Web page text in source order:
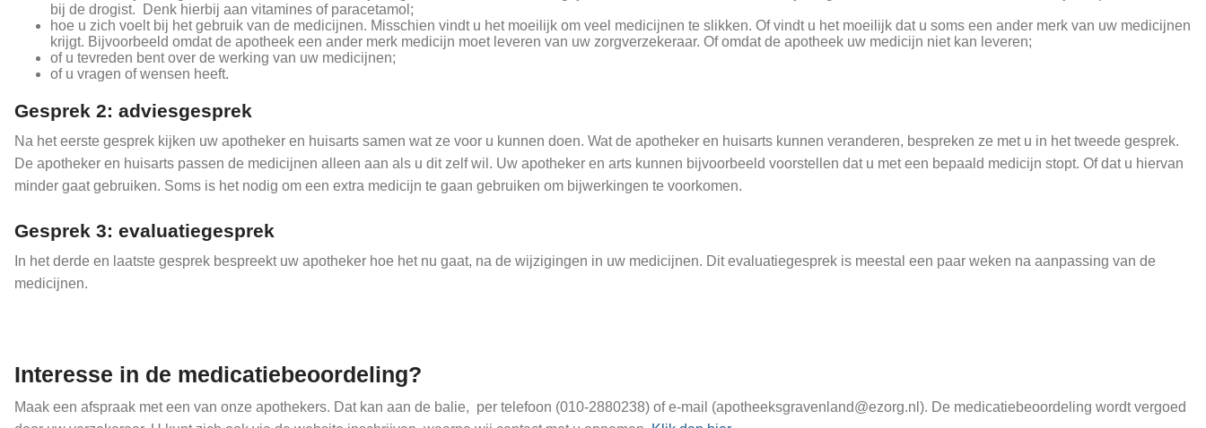
bij de drogist. Denk hierbij aan vitamines of paracetamol;
hoe u zich voelt bij het gebruik van de medicijnen. Misschien vindt u het moeilijk om veel medicijnen te slikken. Of vindt u het moeilijk dat u soms een ander merk van uw medicijnen
krijgt. Bijvoorbeeld omdat de apotheek een ander merk medicijn moet leveren van uw zorgverzekeraar. Of omdat de apotheek uw medicijn niet kan leveren;
of u tevreden bent over de werking van uw medicijnen;
of u vragen of wensen heeft.
Gesprek 2: adviesgesprek
Na het eerste gesprek kijken uw apotheker en huisarts samen wat ze voor u kunnen doen. Wat de apotheker en huisarts kunnen veranderen, bespreken ze met u in het tweede gesprek.
De apotheker en huisarts passen de medicijnen alleen aan als u dit zelf wil. Uw apotheker en arts kunnen bijvoorbeeld voorstellen dat u met een bepaald medicijn stopt. Of dat u hiervan
minder gaat gebruiken. Soms is het nodig om een extra medicijn te gaan gebruiken om bijwerkingen te voorkomen.
Gesprek 3: evaluatiegesprek
In het derde en laatste gesprek bespreekt uw apotheker hoe het nu gaat, na de wijzigingen in uw medicijnen. Dit evaluatiegesprek is meestal een paar weken na aanpassing van de
medicijnen.
Interesse in de medicatiebeoordeling?
Maak een afspraak met een van onze apothekers. Dat kan aan de balie, per telefoon (010-2880238) of e-mail (apotheeksgravenland@ezorg.nl). De medicatiebeoordeling wordt vergoed